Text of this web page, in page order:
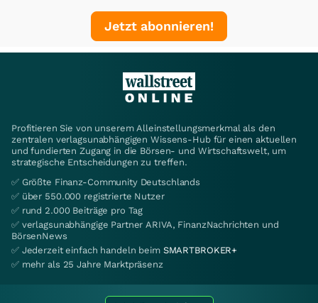
Jetzt abonnieren!
Profitieren Sie von unserem Alleinstellungsmerkmal als den
zentralen verlagsunabhängigen Wissens-Hub für einen aktuellen
und fundierten Zugang in die Börsen- und Wirtschaftswelt, um
strategische Entscheidungen zu treffen.
✅ Größte Finanz-Community Deutschlands
✅ über 550.000 registrierte Nutzer
✅ rund 2.000 Beiträge pro Tag
✅ verlagsunabhängige Partner ARIVA, FinanzNachrichten und
BörsenNews
✅ Jederzeit einfach handeln beim SMARTBROKER+
✅ mehr als 25 Jahre Marktpräsenz